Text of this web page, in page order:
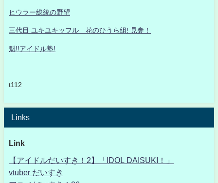
ヒウラー総統の野望
三代目 ユキユキッフル 花のひうら組! 見参！
魁!!アイドル塾!
t112
Links
Link
【アイドルだいすき！2】「IDOL DAISUKI！」
vtuber だいすき